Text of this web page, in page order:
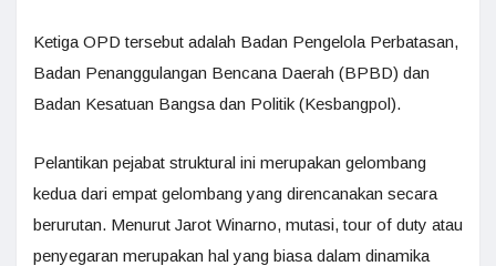
Ketiga OPD tersebut adalah Badan Pengelola Perbatasan,
Badan Penanggulangan Bencana Daerah (BPBD) dan
Badan Kesatuan Bangsa dan Politik (Kesbangpol).
Pelantikan pejabat struktural ini merupakan gelombang
kedua dari empat gelombang yang direncanakan secara
berurutan. Menurut Jarot Winarno, mutasi, tour of duty atau
penyegaran merupakan hal yang biasa dalam dinamika